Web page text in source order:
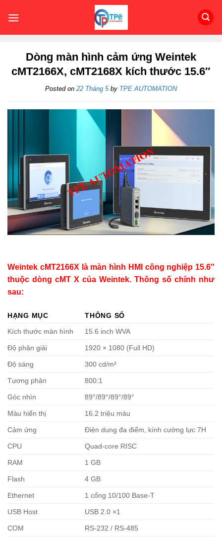
Dòng màn hình cảm ứng Weintek
cMT2166X, cMT2168X kích thước 15.6″
Posted on 22 Tháng 5by TPE AUTOMATION
Weintek cMT2166X là màn hình HMI công nghiệp 15.6″
thuộc dòng cMT X của Weintek. Thông số chính như
sau:
HẠNG MỤC
THÔNG SỐ
Kích thước màn hình
15.6 inch WVA
Độ phân giải 1920 × 1080 (Full HD)
Độ sáng 300 cd/m²
Tương phản 800:1
Góc nhìn 89°/89°/89°/89°
Màu hiển thị 16.2 triệu màu
Cảm ứng Điện dung đa điểm, kính cường lực 7H
CPU Quad-core RISC
RAM 1 GB
Flash 4 GB
Ethernet 1 cổng 10/100 Base-T
USB Host USB 2.0 ×1
COM RS-232 / RS-485